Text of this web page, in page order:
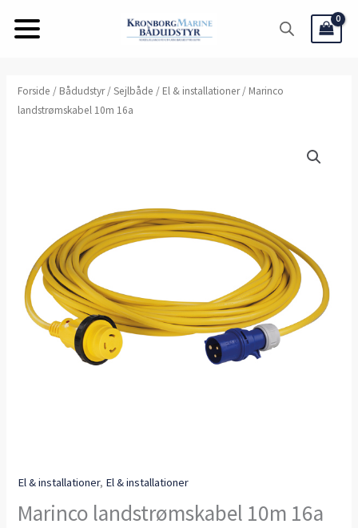
Forside / Bådudstyr/Sejlbåde / El & installationer/ Marinco
landstrømskabel 10m 16a
El & installationer, El & installationer
Marinco landstrømskabel 10m 16a